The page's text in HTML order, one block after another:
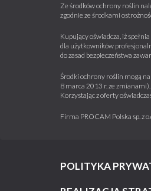
Ze środków ochrony roślin
zgodnie ze środkami
Kupujący oświadcza, iż
dla użytkowników
do zasad bezpieczeństwa
Środki ochrony roślin mogą
8 marca 2013 r. ze
Korzystając z oferty
Firma PROCAM Polska sp. z
POLITYKA